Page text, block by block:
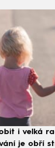
i velká
je obří